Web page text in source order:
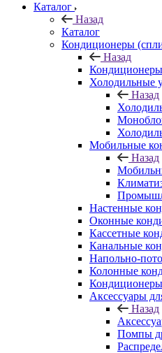
Каталог
Назад
Каталог
Кондиционеры
Назад
Холодильные
Назад
Мобильные
Назад
Настенные
Оконные
Кассетные
Канальные
Напольно-
Колонные
Кондиционеры
Аксессуары
Назад
Помпы